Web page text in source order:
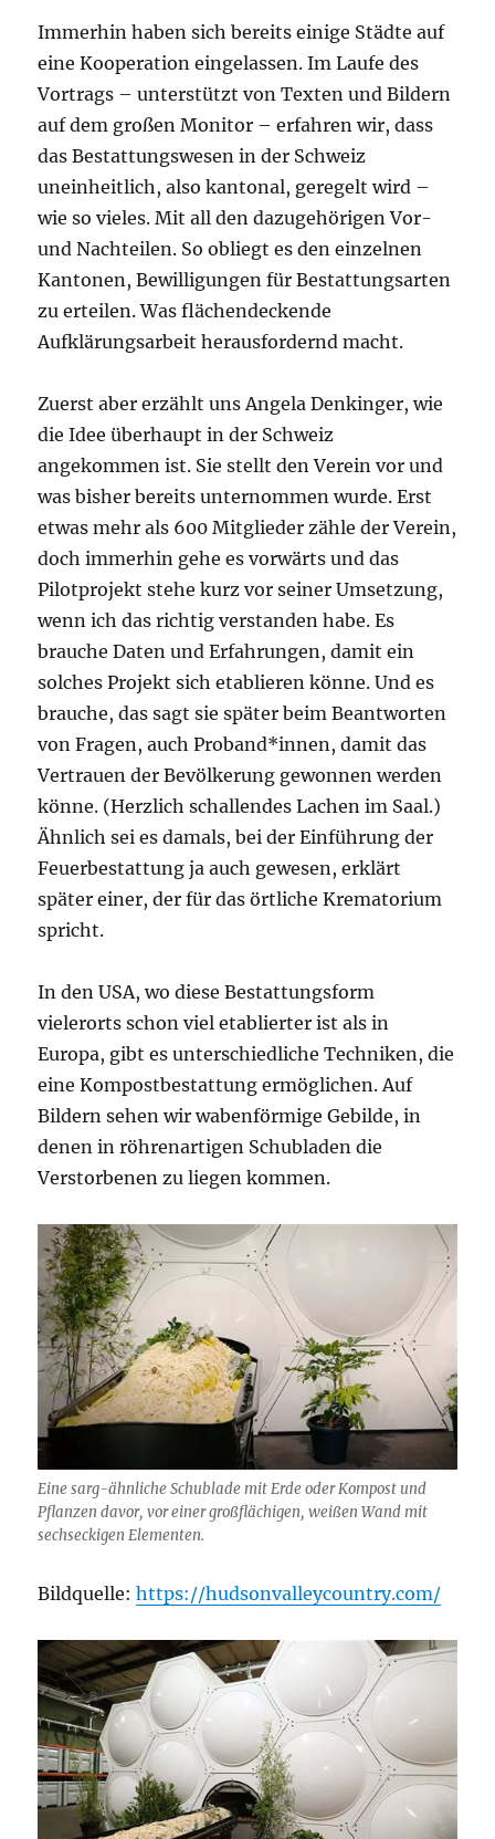
Immerhin haben sich bereits einige Städte auf
eine Kooperation eingelassen. Im Laufe des
Vortrags ­– unterstützt von Texten und Bildern
auf dem großen Monitor – erfahren wir, dass
das Bestattungswesen in der Schweiz
uneinheitlich, also kantonal, geregelt wird –
wie so vieles. Mit all den dazugehörigen Vor-
und Nachteilen. So obliegt es den einzelnen
Kantonen, Bewilligungen für Bestattungsarten
zu erteilen. Was flächendeckende
Aufklärungsarbeit herausfordernd macht.
Zuerst aber erzählt uns Angela Denkinger, wie
die Idee überhaupt in der Schweiz
angekommen ist. Sie stellt den Verein vor und
was bisher bereits unternommen wurde. Erst
etwas mehr als 600 Mitglieder zähle der Verein,
doch immerhin gehe es vorwärts und das
Pilotprojekt stehe kurz vor seiner Umsetzung,
wenn ich das richtig verstanden habe. Es
brauche Daten und Erfahrungen, damit ein
solches Projekt sich etablieren könne. Und es
brauche, das sagt sie später beim Beantworten
von Fragen, auch Proband*innen, damit das
Vertrauen der Bevölkerung gewonnen werden
könne. (Herzlich schallendes Lachen im Saal.)
Ähnlich sei es damals, bei der Einführung der
Feuerbestattung ja auch gewesen, erklärt
später einer, der für das örtliche Krematorium
spricht.
In den USA, wo diese Bestattungsform
vielerorts schon viel etablierter ist als in
Europa, gibt es unterschiedliche Techniken, die
eine Kompostbestattung ermöglichen. Auf
Bildern sehen wir wabenförmige Gebilde, in
denen in röhrenartigen Schubladen die
Verstorbenen zu liegen kommen.
Eine sarg-ähnliche Schublade mit Erde oder Kompost und
Pflanzen davor, vor einer großflächigen, weißen Wand mit
sechseckigen Elementen.
Bildquelle:https://hudsonvalleycountry.com/